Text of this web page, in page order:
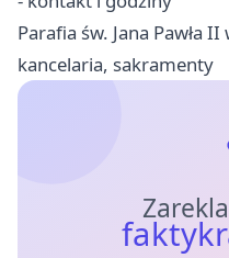
Parafia św. Jana Pawła
kancelaria, sakramenty